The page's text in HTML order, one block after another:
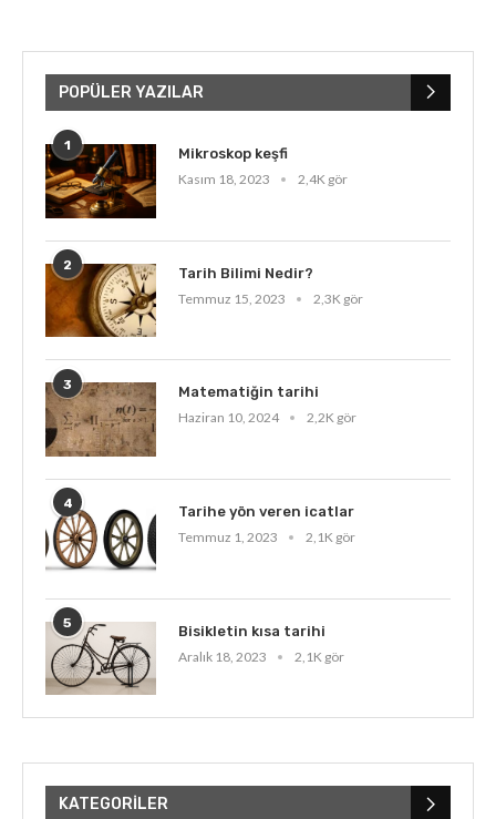
POPÜLER YAZILAR
1
Mikroskop keşfi
Kasım 18, 2023
2,4K gör
2
Tarih Bilimi Nedir?
Temmuz 15, 2023
2,3K gör
3
Matematiğin tarihi
Haziran 10, 2024
2,2K gör
4
Tarihe yön veren icatlar
Temmuz 1, 2023
2,1K gör
5
Bisikletin kısa tarihi
Aralık 18, 2023
2,1K gör
KATEGORILER